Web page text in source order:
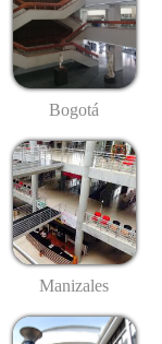
Bogotá
Manizales